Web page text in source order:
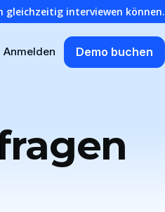
gleichzeitig interviewen können.
Anmelden Demo buchen